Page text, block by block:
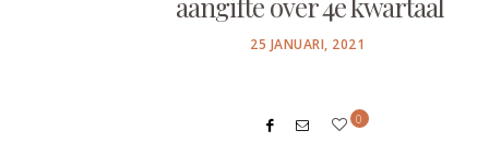
POSTED
25 JANUARI, 2021
0